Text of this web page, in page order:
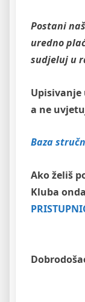
Postani
uredno
sudjeluj u
Upisivanje
a ne
Baza
Ako želiš
Kluba